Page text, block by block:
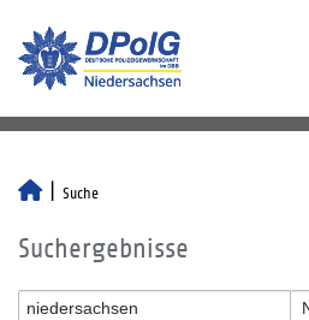
Suche
Suchergebnisse